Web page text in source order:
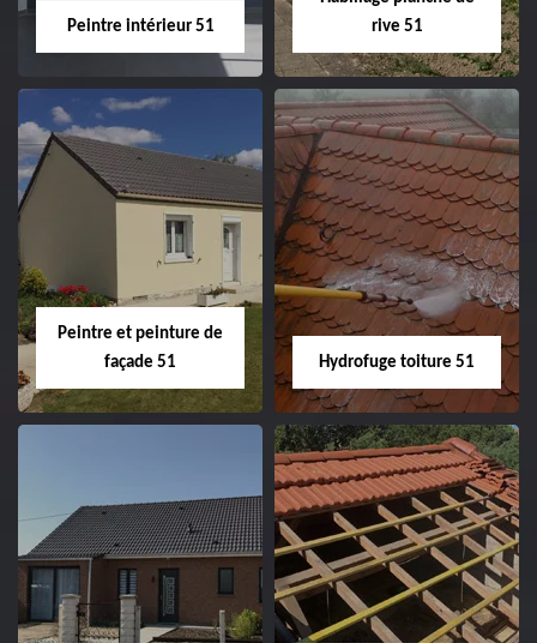
Peintre intérieur 51
Peintre intérieur
rive 51
Habillage planche
de rive 51
Peintre et peinture de
façade 51
Peintre et peinture
de façade 51
Hydrofuge toiture 51
Hydrofuge toiture
51